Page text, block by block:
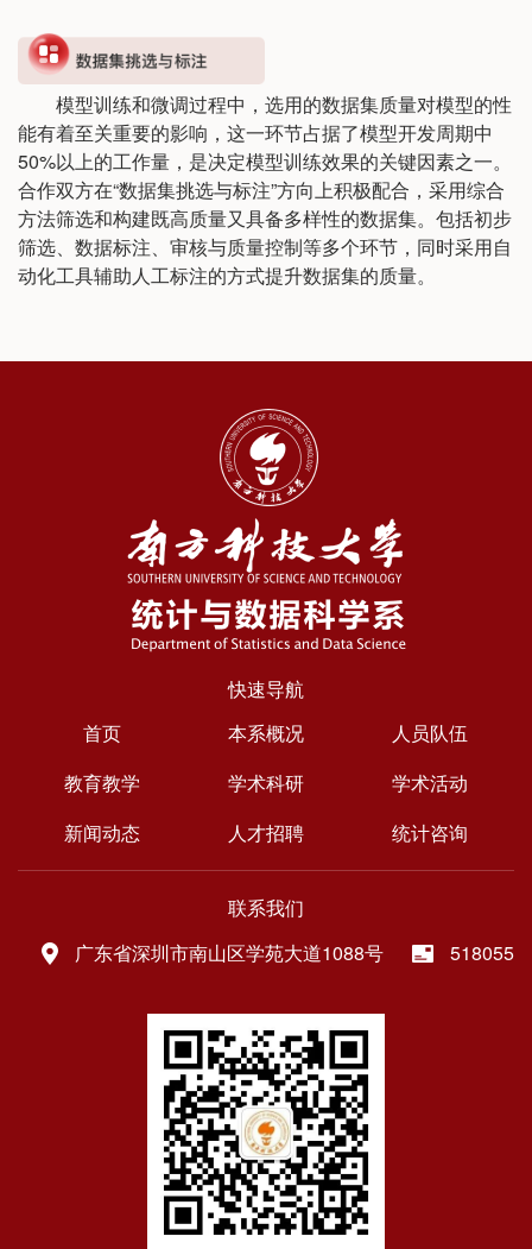
模型训练和微调过程中，选用的数据集质量对模型的性
能有着至关重要的影响，这一环节占据了模型开发周期中
50%以上的工作量，是决定模型训练效果的关键因素之一。
合作双方在“数据集挑选与标注”方向上积极配合，采用综合
方法筛选和构建既高质量又具备多样性的数据集。包括初步
筛选、数据标注、审核与质量控制等多个环节，同时采用自
动化工具辅助人工标注的方式提升数据集的质量。
快速导航
首页
本系概况
人员队伍
教育教学
学术科研
学术活动
新闻动态
人才招聘 统计咨询
联系我们
广东省深圳市南山区学苑大道1088号
518055